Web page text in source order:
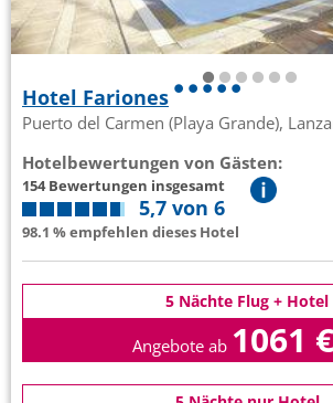
Hotel Fariones
Puerto del Carmen (Playa Grande),
Hotelbewertungen von Gästen:
154 Bewertungen insgesamt
5,7 von 6
98.1 % empfehlen dieses Hotel
5 Nächte Flug + Hotel
Angebote ab 1061 €